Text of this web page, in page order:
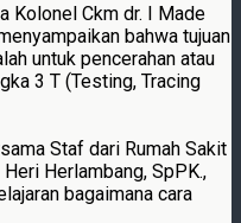
Kolonel Ckm dr. I Made
bahwa tujuan
untuk pencerahan atau
3 T (Testing, Tracing
Staf dari Rumah Sakit
Herlambang, SpPK.,
bagaimana cara